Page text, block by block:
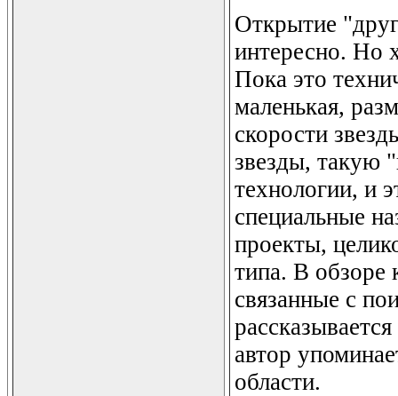
Открытие
интересно. Но
Пока это
маленькая,
скорости
звезды, такую
технологии, и
специальные
проекты,
типа. В обзоре
связанные с
автор
области.